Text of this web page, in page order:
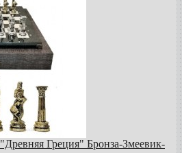
Греция" Бронза-Змеевик-